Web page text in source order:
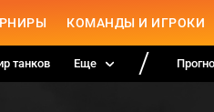
КОМАНДЫ И ИГРОКИ
танков Еще